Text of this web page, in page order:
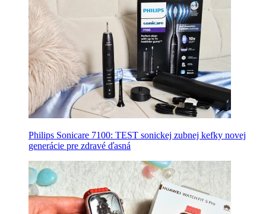
Philips Sonicare 7100: TEST sonickej zubnej kefky novej
generácie pre zdravé ďasná